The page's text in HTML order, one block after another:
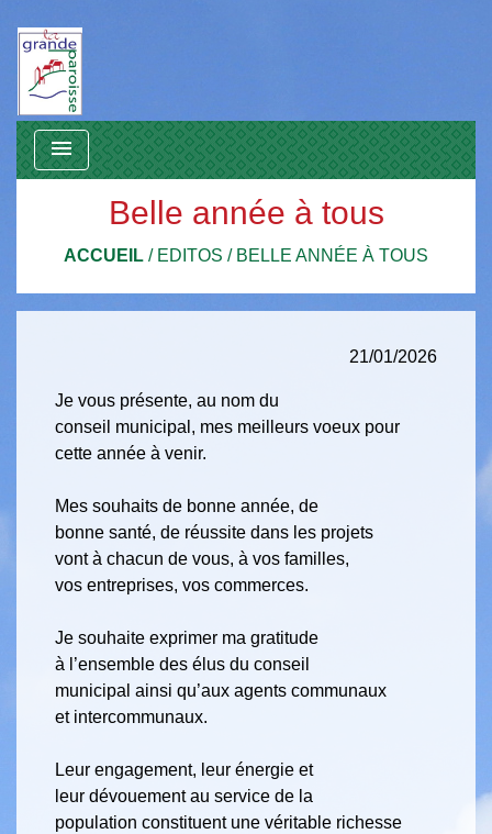
menu
Belle année à tous
ACCUEIL / EDITOS / BELLE ANNÉE À TOUS
21/01/2026
Je vous présente, au nom du
conseil municipal, mes meilleurs voeux pour
cette année à venir.
Mes souhaits de bonne année, de
bonne santé, de réussite dans les projets
vont à chacun de vous, à vos familles,
vos entreprises, vos commerces.
Je souhaite exprimer ma gratitude
à l’ensemble des élus du conseil
municipal ainsi qu’aux agents communaux
et intercommunaux.
Leur engagement, leur énergie et
leur dévouement au service de la
population constituent une véritable richesse